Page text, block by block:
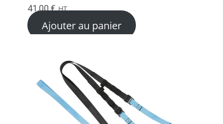
41,00€ HT
Ajouter au panier